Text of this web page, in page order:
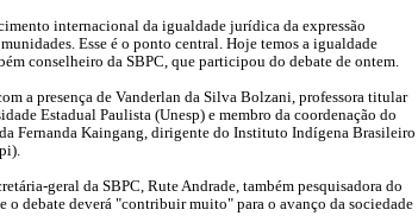
internacional da igualdade jurídica da expressão
Esse é o ponto central. Hoje temos a igualdade
conselheiro da SBPC, que participou do debate de ontem.
a presença de Vanderlan da Silva Bolzani, professora titular
Estadual Paulista (Unesp) e membro da coordenação do
Fernanda Kaingang, dirigente do Instituto Indígena Brasileiro
geral da SBPC, Rute Andrade, também pesquisadora do
o debate deverá "contribuir muito" para o avanço da sociedade